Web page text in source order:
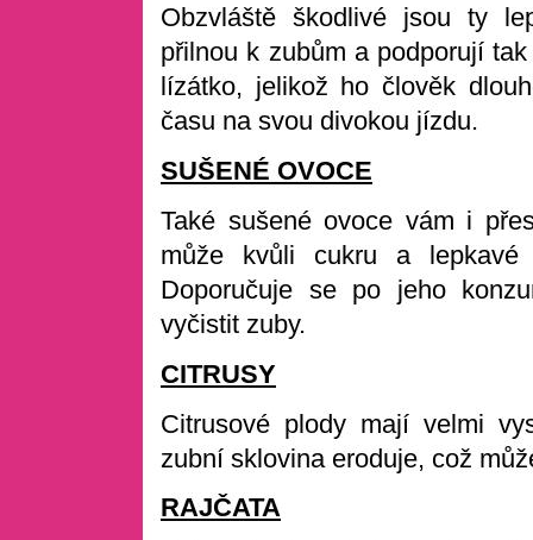
Obzvláště škodlivé jsou ty
přilnou k zubům a podporují
lízátko, jelikož ho člověk
času na svou divokou jízdu.
SUŠENÉ OVOCE
Také sušené ovoce vám i
může kvůli cukru a lepkavé
Doporučuje se po jeho
vyčistit zuby.
CITRUSY
Citrusové plody mají velmi
zubní sklovina eroduje, což
RAJČATA